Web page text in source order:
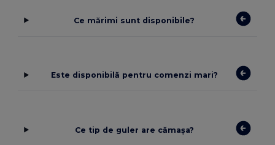
Ce mărimi sunt disponibile?
Este disponibilă pentru comenzi mari?
Ce tip de guler are cămașa?